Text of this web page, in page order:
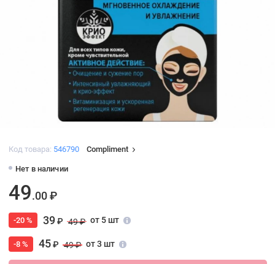
Код товара: 546790 Compliment
Нет в наличии
49.00 ₽
-20 % 39₽ 49 ₽ от 5 шт
-8 % 45₽ 49 ₽ от 3 шт